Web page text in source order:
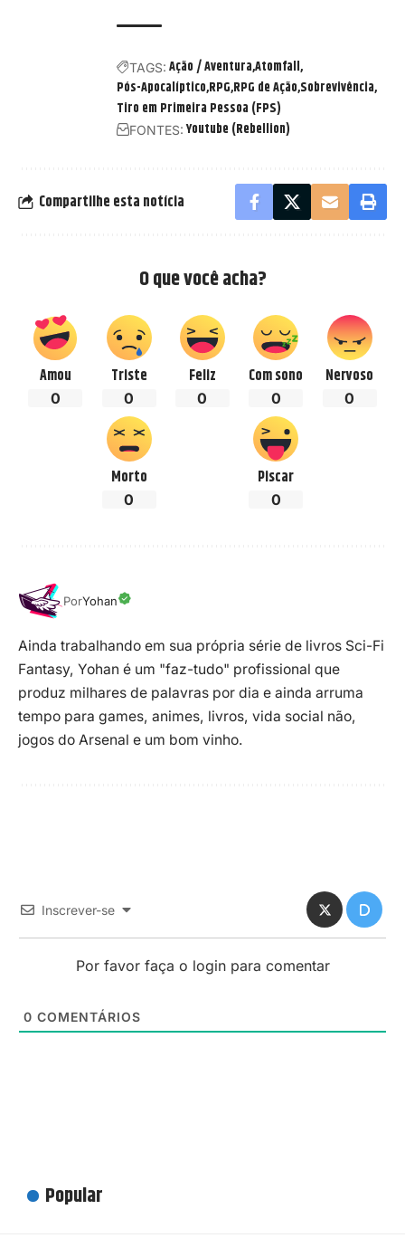
TAGS: Ação / AventuraAtomfall
Pós-Apocalíptico RPG RPG de Ação Sobrevivência
Tiro em Primeira Pessoa (FPS)
FONTES: Youtube (Rebellion)
Compartilhe esta notícia
O que você acha?
Amou
0
Triste
0
Feliz
0
Com sono
0
Nervoso
0
Morto
0
Piscar
0
PorYohan
Ainda trabalhando em sua própria série de livros Sci-Fi
Fantasy, Yohan é um "faz-tudo" profissional que
produz milhares de palavras por dia e ainda arruma
tempo para games, animes, livros, vida social não,
jogos do Arsenal e um bom vinho.
Inscrever-se
Por favor faça o login para comentar
0 COMENTÁRIOS
Popular